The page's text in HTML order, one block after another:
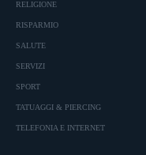
RELIGIONE
RISPARMIO
SALUTE
SERVIZI
SPORT
TATUAGGI & PIERCING
TELEFONIA E INTERNET